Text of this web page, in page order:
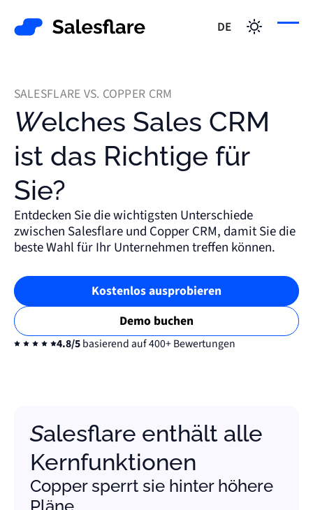
DE
SALESFLARE VS. COPPER CRM
Welches Sales CRM
ist das Richtige für
Sie?
Entdecken Sie die wichtigsten Unterschiede
zwischen Salesflare und Copper CRM, damit Sie die
beste Wahl für Ihr Unternehmen treffen können.
Kostenlos ausprobieren
Demo buchen
4.8/5basierend auf 400+ Bewertungen
Salesflare enthält alle
Kernfunktionen
Copper sperrt sie hinter höhere